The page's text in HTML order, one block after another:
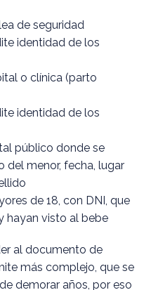
de seguridad
identidad de los
o clínica (parto
identidad de los
público donde se
del menor, fecha, lugar
de 18, con DNI, que
hayan visto al bebe
al documento de
más complejo, que se
demorar años, por eso